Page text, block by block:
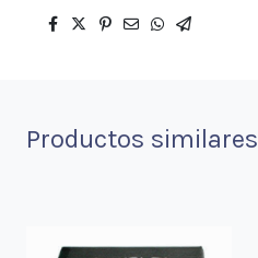
Productos similares